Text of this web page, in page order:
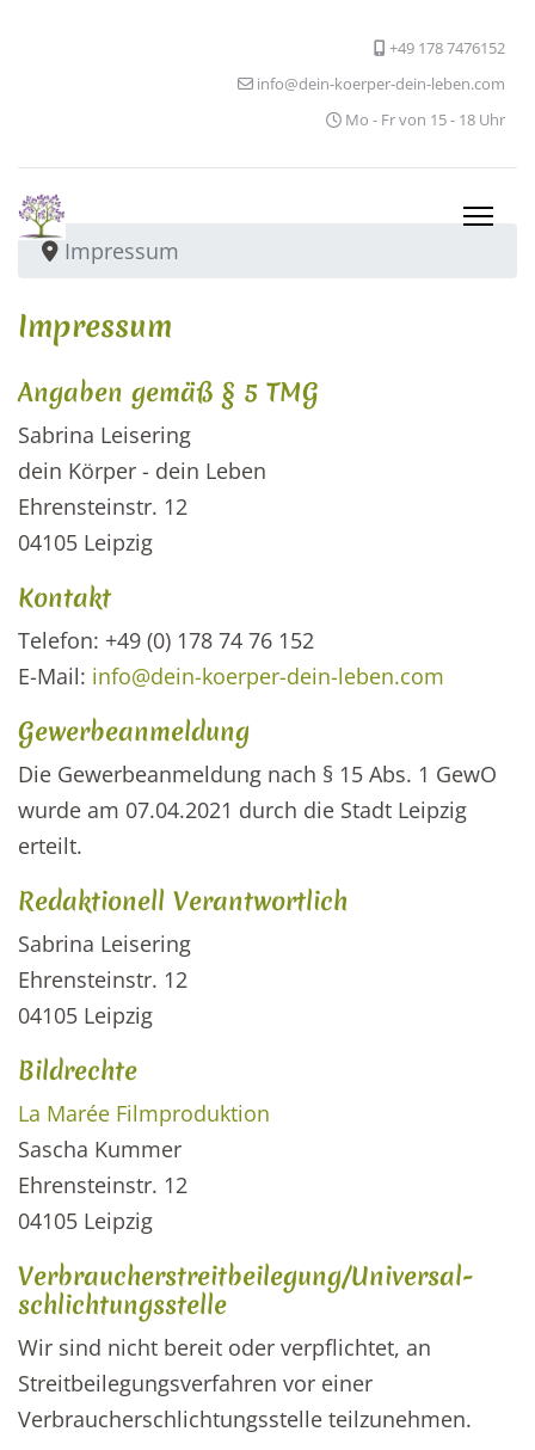
+49 178 7476152
info@dein-koerper-dein-leben.com
Mo - Fr von 15 - 18 Uhr
Impressum
Impressum
Angaben gemäß § 5 TMG
Sabrina Leisering
dein Körper - dein Leben
Ehrensteinstr. 12
04105 Leipzig
Kontakt
Telefon: +49 (0) 178 74 76 152
E-Mail: info@dein-koerper-dein-leben.com
Gewerbeanmeldung
Die Gewerbeanmeldung nach § 15 Abs. 1 GewO
wurde am 07.04.2021 durch die Stadt Leipzig
erteilt.
Redaktionell Verantwortlich
Sabrina Leisering
Ehrensteinstr. 12
04105 Leipzig
Bildrechte
La Marée Filmproduktion
Sascha Kummer
Ehrensteinstr. 12
04105 Leipzig
Verbraucher­streit­beilegung/Universal­
schlichtungs­stelle
Wir sind nicht bereit oder verpflichtet, an
Streitbeilegungsverfahren vor einer
Verbraucherschlichtungsstelle teilzunehmen.